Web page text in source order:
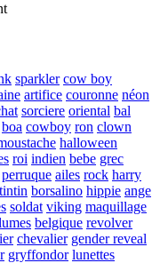
sparkler cow boy
artifice couronne néon
sorciere oriental bal
boa cowboy ron clown
halloween
roi indien bebe grec
perruque ailes rock harry
tintin borsalino hippie ange
soldat viking maquillage
belgique revolver
chevalier gender reveal
gryffondor lunettes